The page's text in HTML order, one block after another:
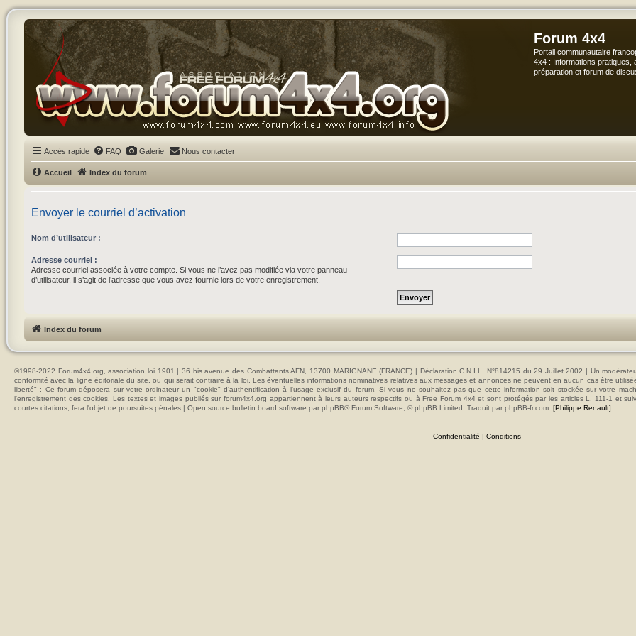
Forum 4x4
Portail communautaire
4x4 : Informations pratiques,
préparation et forum de
Accès rapide FAQ Galerie Nous contacter
Accueil Index du forum
Envoyer le courriel d’activation
Nom d’utilisateur :
Adresse courriel :
Adresse courriel associée à votre compte. Si vous ne l’avez pas modifiée via votre panneau
d’utilisateur, il s’agit de l’adresse que vous avez fournie lors de votre enregistrement.
Index du forum
©1998-2022 Forum4x4.org, association loi 1901 | 36 bis avenue des Combattants AFN, 13700 MARIGNANE (FRANCE) | Déclaration C.N.I.L. N°814215 du 29 Juillet 2002 | Un
conformité avec la ligne éditoriale du site, ou qui serait contraire à la loi. Les éventuelles informations nominatives relatives aux messages et annonces ne peuvent en aucun cas être
liberté" : Ce forum déposera sur votre ordinateur un "cookie" d’authentification à l'usage exclusif du forum. Si vous ne souhaitez pas que cette information soit stockée sur votre
l'enregistrement des cookies. Les textes et images publiés sur forum4x4.org appartiennent à leurs auteurs respectifs ou à Free Forum 4x4 et sont protégés par les articles L. 111-1 et
courtes citations, fera l'objet de poursuites pénales | Open source bulletin board software par phpBB® Forum Software, © phpBB Limited. Traduit par phpBB-fr.com. [Philippe Renault]
Confidentialité | Conditions